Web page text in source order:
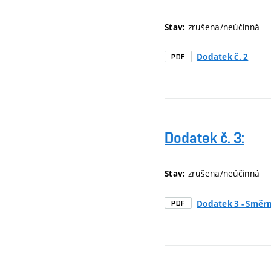
Stav: zrušena/neúčinná
PDF Dodatek č. 2
Dodatek č. 3:
Stav: zrušena/neúčinná
PDF Dodatek 3 -